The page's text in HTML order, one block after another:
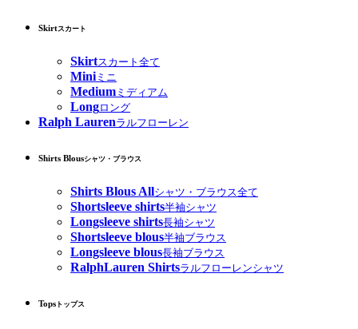
Skirtスカート
Skirtスカート全て
Miniミニ
Medium ミディアム
Longロング
Ralph Laurenラルフローレン
Shirts Blousシャツ・ブラウス
Shirts Blous Allシャツ・ブラウス全て
Shortsleeve shirts半袖シャツ
Longsleeve shirts長袖シャツ
Shortsleeve blous半袖ブラウス
Longsleeve blous長袖ブラウス
RalphLauren Shirtsラルフローレンシャツ
Tops トップス